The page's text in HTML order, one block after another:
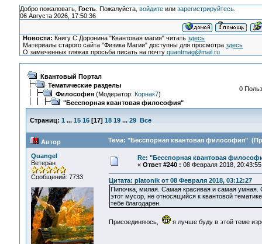
Добро пожаловать, Гость. Пожалуйста, войдитеили зарегистрируйтесь.
06 Августа 2026, 17:50:36
Новости: Книгу С.Доронина "Квантовая магия" читатьздесь
Материалы старого сайта "Физика Магии" доступны для просмотраздесь
О замеченных глюках просьба писать на почтуquantmag@mail.ru
Квантовый Портал
Тематические разделы
Философия(Модератор: Корнак7)
"Бесспорная квантовая философия"
0
Страниц: 1 ... 15 16[17] 18 19 ... 29 Все
Автор Тема: "Бесспорная квантовая философия"
Quangel
Ветеран
Сообщений: 7733
Re: "Бесспорная квантовая
« Ответ #240 : 08 Февраля 2018,
Цитата: platonik от 08 Февраля 2018, 03:12:27
Пипочка, милая. Самая красивая и самая
этот мусор, не относящийся к квантовой
тебе благодарен.
Присоединяюсь, я лучше буду в этой теме